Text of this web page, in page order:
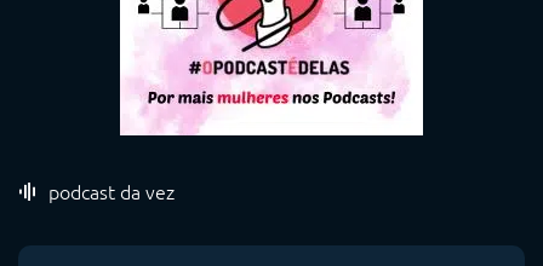
podcast da vez